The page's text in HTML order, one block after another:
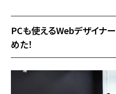
PCも使えるWebデザイナ
めた！